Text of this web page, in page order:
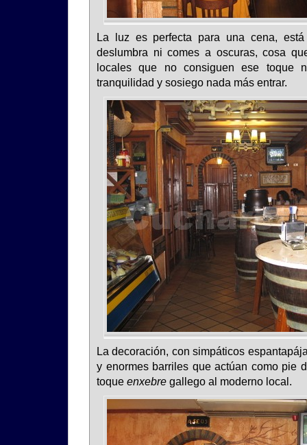
La luz es perfecta para una cena,
deslumbra ni comes a oscuras, cosa
locales que no consiguen ese toque
tranquilidad y sosiego nada más entrar.
La decoración, con simpáticos
y enormes barriles que actúan como pie
toque enxebre gallego al moderno local.